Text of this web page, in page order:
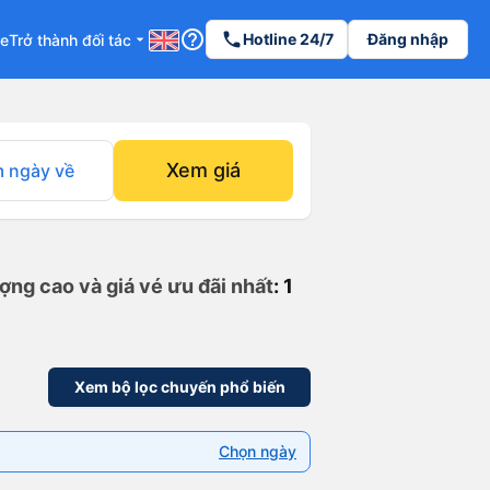
Trở thành đối tác arrow_drop_down help_outline phoneHotline 24/7 Đăng nhập
ngày về Xem giá
cao và giá vé ưu đãi nhất: 1
Xem bộ lọc chuyến phổ biến
Chọn ngày